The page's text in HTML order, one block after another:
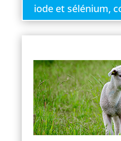
iode et sélénium,